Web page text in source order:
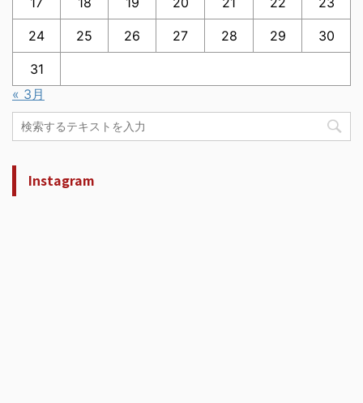
24 25 26 27 28 29 30
31
« 3月
Instagram